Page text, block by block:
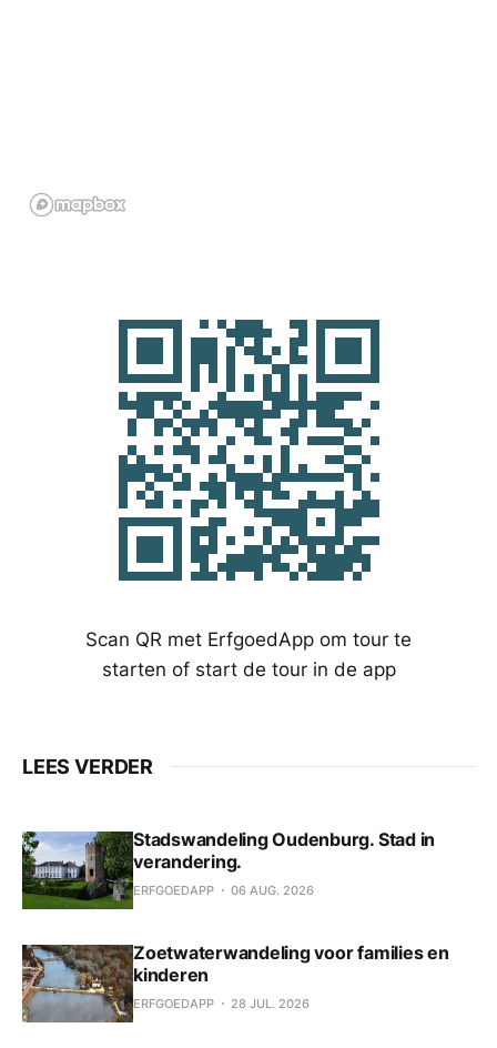
Scan QR met ErfgoedApp om tour te
starten of start de tour in de app
LEES VERDER
Stadswandeling Oudenburg. Stad in
verandering.
ERFGOEDAPP 06 AUG. 2026
Zoetwaterwandeling voor families en
kinderen
ERFGOEDAPP 28 JUL. 2026